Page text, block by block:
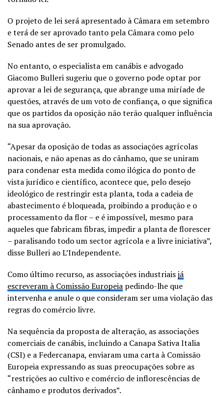
O projeto de lei será apresentado à Câmara em setembro
e terá de ser aprovado tanto pela Câmara como pelo
Senado antes de ser promulgado.
No entanto, o especialista em canábis e advogado
Giacomo Bulleri sugeriu que o governo pode optar por
aprovar a lei de segurança, que abrange uma miríade de
questões, através de um voto de confiança, o que significa
que os partidos da oposição não terão qualquer influência
na sua aprovação.
“Apesar da oposição de todas as associações agrícolas
nacionais, e não apenas as do cânhamo, que se uniram
para condenar esta medida como ilógica do ponto de
vista jurídico e científico, acontece que, pelo desejo
ideológico de restringir esta planta, toda a cadeia de
abastecimento é bloqueada, proibindo a produção e o
processamento da flor – e é impossível, mesmo para
aqueles que fabricam fibras, impedir a planta de florescer
– paralisando todo um sector agrícola e a livre iniciativa”,
disse Bulleri ao L’Independente.
Como último recurso, as associações industriaisjá
escreveram à Comissão Europeia pedindo-lhe que
intervenha e anule o que consideram ser uma violação das
regras do comércio livre.
Na sequência da proposta de alteração, as associações
comerciais de canábis, incluindo a Canapa Sativa Italia
(CSI) e a Federcanapa, enviaram uma carta à Comissão
Europeia expressando as suas preocupações sobre as
“restrições ao cultivo e comércio de inflorescências de
cânhamo e produtos derivados”.